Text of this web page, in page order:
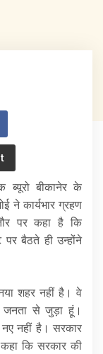
ब्यूरो बीकानेर के
ने कार्यभार ग्रहण
पर कहा है कि
बैठते ही उन्होंने
शहर नहीं है। वे
जनता से जुड़ा हूं।
नहीं है। सरकार
कि सरकार की